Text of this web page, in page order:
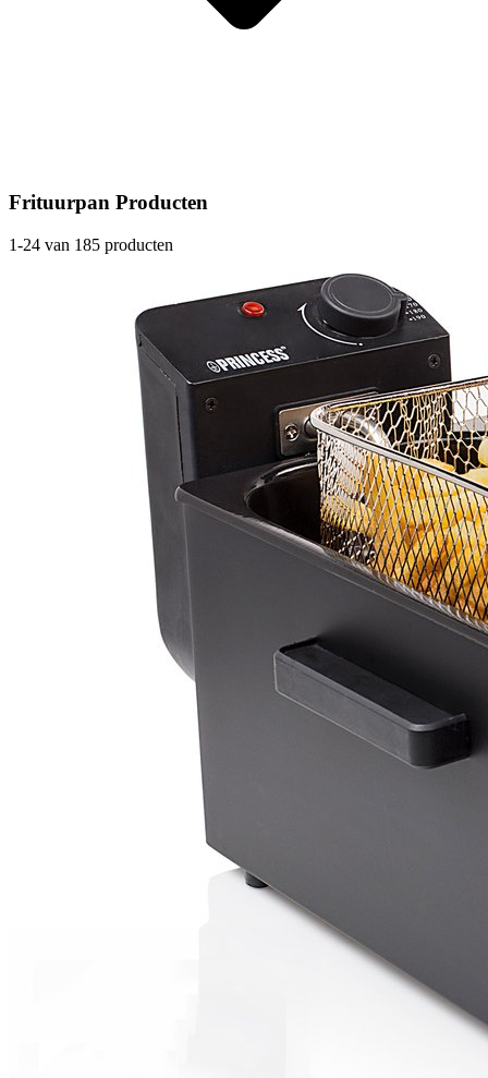
Frituurpan Producten
1-24 van 185 producten